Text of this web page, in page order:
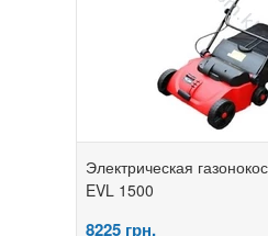
Электрическая
EVL 1500
8225 грн.